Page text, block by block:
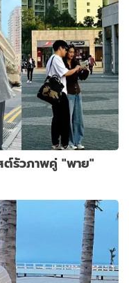
ต์รัวภาพคู่ "พาย"